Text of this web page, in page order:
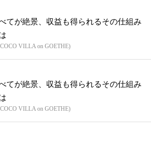
てが絶景、収益も得られるその仕組み
VILLA on GOETHE)
てが絶景、収益も得られるその仕組み
VILLA on GOETHE)